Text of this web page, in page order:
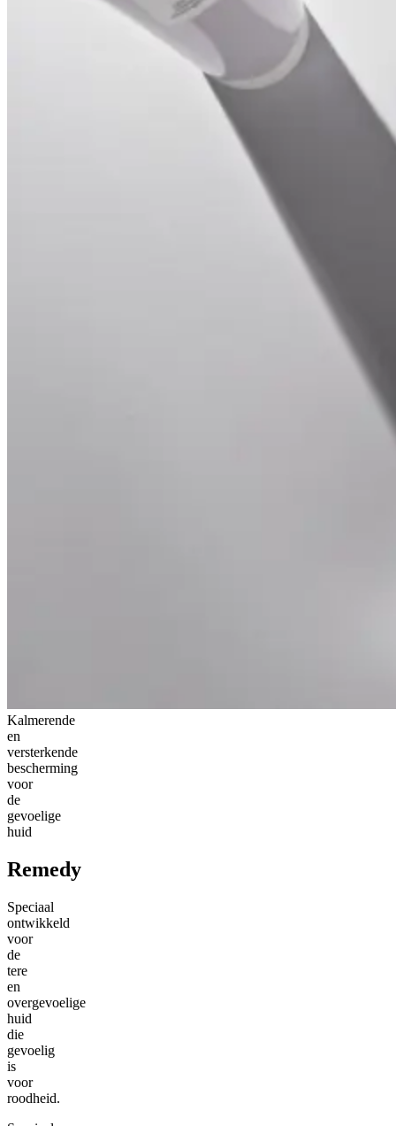
Kalmerende
en
versterkende
bescherming
voor
de
gevoelige
huid
Remedy
Speciaal
ontwikkeld
voor
de
tere
en
overgevoelige
huid
die
gevoelig
is
voor
roodheid.